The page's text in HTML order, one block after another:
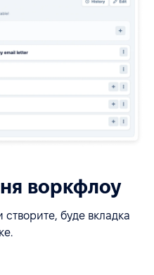
воркфлоу
буде вкладка